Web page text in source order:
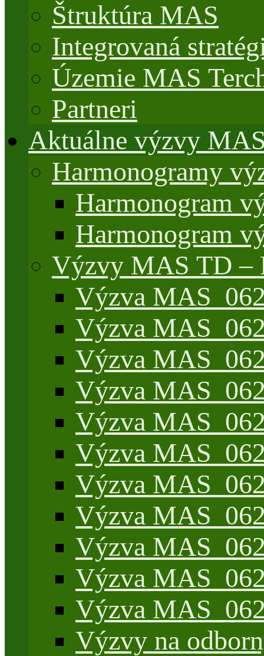
Štruktúra MAS
Integrovaná
Územie MAS
Partneri
Aktuálne výzvy
Harmonogramy
Harmonogram
Harmonogram
Výzvy MAS TD –
Výzva
Výzva
Výzva
Výzva
Výzva
Výzva
Výzva
Výzva
Výzva
Výzva
Výzva
Výzvy na